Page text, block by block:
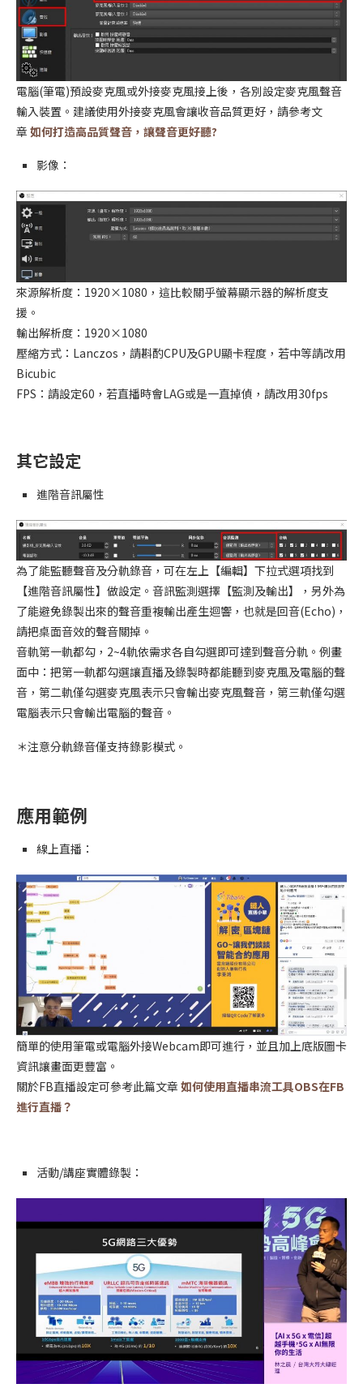
電腦(筆電)預設麥克風或外接麥克風接上後，各別設定麥克風聲音
輸入裝置。建議使用外接麥克風會讓收音品質更好，請參考文
章 如何打造高品質聲音，讓聲音更好聽?
影像：
來源解析度：1920×1080，這比較關乎螢幕顯示器的解析度支
援。
輸出解析度：1920×1080
壓縮方式：Lanczos，請斟酌CPU及GPU顯卡程度，若中等請改用
Bicubic
FPS：請設定60，若直播時會LAG或是一直掉偵，請改用30fps
其它設定
進階音訊屬性
為了能監聽聲音及分軌錄音，可在左上【編輯】下拉式選項找到
【進階音訊屬性】做設定。音訊監測選擇【監測及輸出】，另外為
了能避免錄製出來的聲音重複輸出產生迴響，也就是回音(Echo)，
請把桌面音效的聲音關掉。
音軌第一軌都勾，2~4軌依需求各自勾選即可達到聲音分軌。例畫
面中：把第一軌都勾選讓直播及錄製時都能聽到麥克風及電腦的聲
音，第二軌僅勾選麥克風表示只會輸出麥克風聲音，第三軌僅勾選
電腦表示只會輸出電腦的聲音。
＊注意分軌錄音僅支持錄影模式。
應用範例
線上直播：
簡單的使用筆電或電腦外接Webcam即可進行，並且加上底版圖卡
資訊讓畫面更豐富。
關於FB直播設定可參考此篇文章 如何使用直播串流工具OBS在FB
進行直播？
活動/講座實體錄製：